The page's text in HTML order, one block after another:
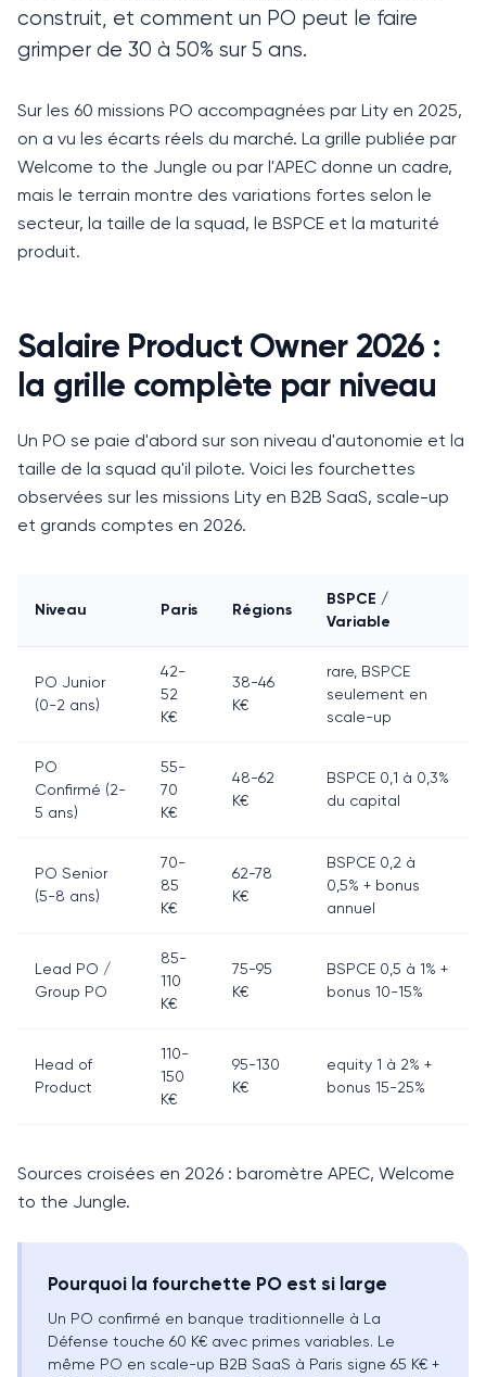
construit, et comment un PO peut le faire
grimper de 30 à 50% sur 5 ans.
Sur les 60 missions PO accompagnées par Lity en 2025,
on a vu les écarts réels du marché. La grille publiée par
Welcome to the Jungle ou par l'APEC donne un cadre,
mais le terrain montre des variations fortes selon le
secteur, la taille de la squad, le BSPCE et la maturité
produit.
Salaire Product Owner 2026 :
la grille complète par niveau
Un PO se paie d'abord sur son niveau d'autonomie et la
taille de la squad qu'il pilote. Voici les fourchettes
observées sur les missions Lity en B2B SaaS, scale-up
et grands comptes en 2026.
Niveau Paris Régions
BSPCE /
Variable
PO Junior
(0-2 ans)
42-
52
K€
38-46
K€
rare, BSPCE
seulement en
scale-up
PO
Confirmé (2-
5 ans)
55-
70
K€
48-62
K€
BSPCE 0,1 à 0,3%
du capital
PO Senior
(5-8 ans)
70-
85
K€
62-78
K€
BSPCE 0,2 à
0,5% + bonus
annuel
Lead PO /
Group PO
85-
110
K€
75-95
K€
BSPCE 0,5 à 1% +
bonus 10-15%
Head of
Product
110-
150
K€
95-130
K€
equity 1 à 2% +
bonus 15-25%
Sources croisées en 2026 : baromètre APEC, Welcome
to the Jungle.
Pourquoi la fourchette PO est si large
Un PO confirmé en banque traditionnelle à La
Défense touche 60 K€ avec primes variables. Le
même PO en scale-up B2B SaaS à Paris signe 65 K€ +